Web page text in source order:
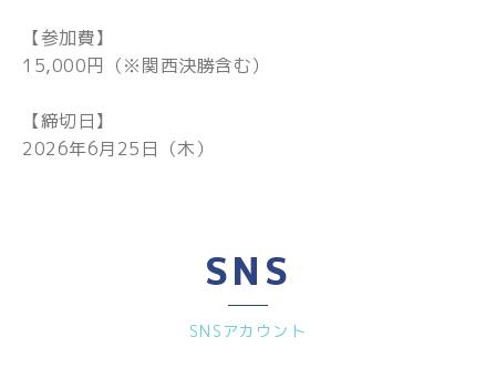
【参加費】
15,000円（※関西決勝含む）
【締切日】
2026年6月25日（木）
SNS
SNSアカウント